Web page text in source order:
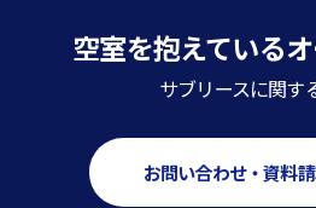
空室を抱えている
サブリースに関す
お問い合わせ・資料